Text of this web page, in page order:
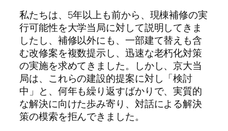
私たちは、5年以上も前から、現棟補修の実
行可能性を大学当局に対して説明してきま
したし、補修以外にも、一部建て替えも含
む改修案を複数提示し、迅速な老朽化対策
の実施を求めてきました。しかし、京大当
局は、これらの建設的提案に対し「検討
中」と、何年も繰り返すばかりで、実質的
な解決に向けた歩み寄り、対話による解決
策の模索を拒んできました。